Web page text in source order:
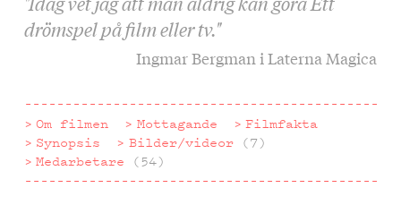
drömspel på film eller tv."
Ingmar Bergman i Laterna Magica
Om filmen Mottagande
Filmfakta
Synopsis
Bilder/videor (7)
Medarbetare (54)